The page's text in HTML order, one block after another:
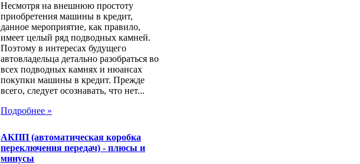
Несмотря на внешнюю простоту
приобретения машины в кредит,
данное мероприятие, как правило,
имеет целый ряд подводных камней.
Поэтому в интересах будущего
автовладельца детально разобраться во
всех подводных камнях и нюансах
покупки машины в кредит. Прежде
всего, следует осознавать, что нет...
Подробнее »
АКПП (автоматическая коробка
переключения передач) - плюсы и
минусы